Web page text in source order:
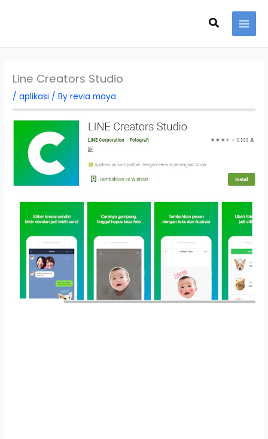
Search
Line Creators Studio
/aplikasi / Byrevia maya